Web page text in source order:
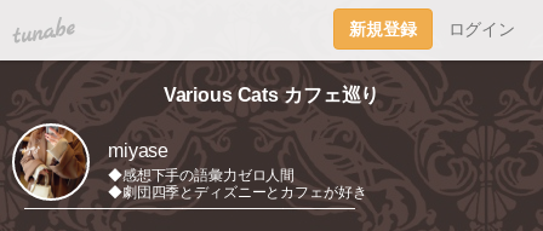
tuna.be 新規登録 ログイン
Various Cats カフェ巡り
miyase
◆感想下手の語彙力ゼロ人間
◆劇団四季とディズニーとカフェが好き
━━━━━━━━━━━━━━━━━━━━━━━